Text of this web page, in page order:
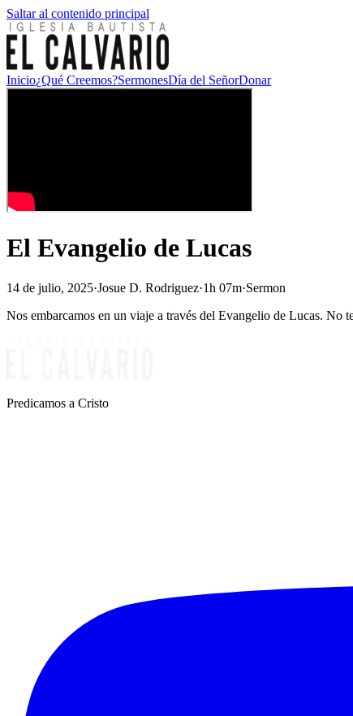
Saltar al contenido principal
Inicio¿Qué Creemos?SermonesDía del SeñorDonar
El Evangelio de Lucas
14 de julio, 2025·Josue D. Rodriguez·1h 07m·Sermon
Nos embarcamos en un viaje a través del Evangelio de Lucas. No
Predicamos a Cristo